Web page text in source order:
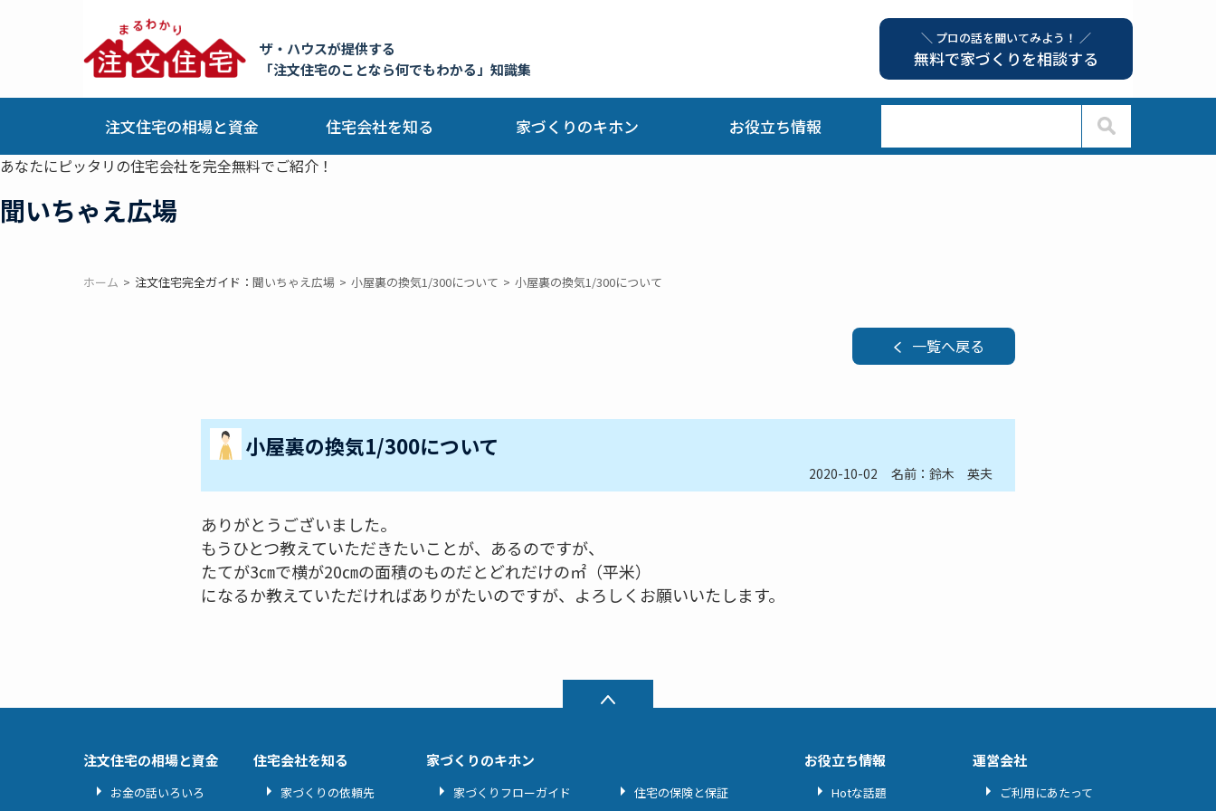
ザ・ハウスが提供する
「注文住宅のことなら何でもわかる」知識集
＼ プロの話を聞いてみよう！ ／
無料で家づくりを相談する
注文住宅の相場と資金 住宅会社を知る 家づくりのキホン お役立ち情報
あなたにピッタリの住宅会社を完全無料でご紹介！
聞いちゃえ広場
ホーム 注文住宅完全ガイド： 聞いちゃえ広場 小屋裏の換気1/300について 小屋裏の換気1/300について
一覧へ戻る
小屋裏の換気1/300について
2020-10-02 名前：鈴木 英夫
ありがとうございました。
もうひとつ教えていただきたいことが、あるのですが、
たてが3㎝で横が20㎝の面積のものだとどれだけの㎡（平米）
になるか教えていただければありがたいのですが、よろしくお願いいたします。
注文住宅の相場と資金
お金の話いろいろ
住宅会社を知る
家づくりの依頼先
家づくりのキホン
家づくりフローガイド
住宅の保険と保証
お役立ち情報
Hotな話題
運営会社
ご利用にあたって